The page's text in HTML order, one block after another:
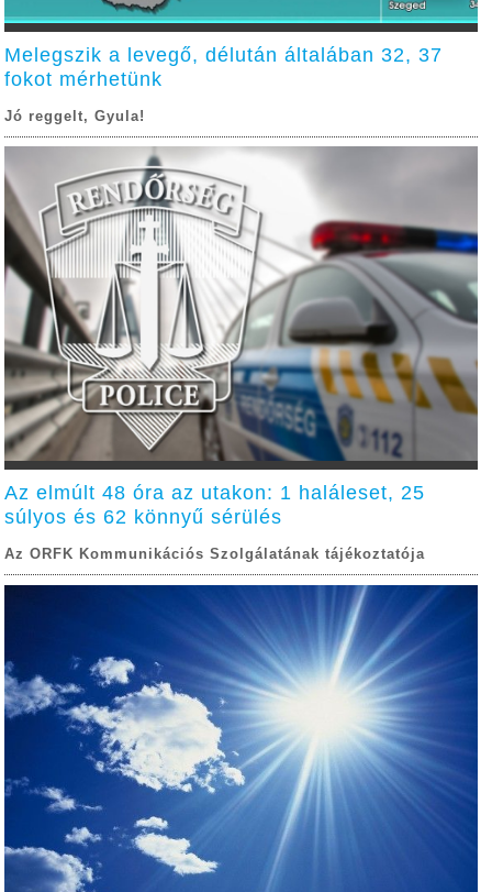
Melegszik a levegő, délután általában 32, 37
fokot mérhetünk
Jó reggelt, Gyula!
Az elmúlt 48 óra az utakon: 1 haláleset, 25
súlyos és 62 könnyű sérülés
Az ORFK Kommunikációs Szolgálatának tájékoztatója